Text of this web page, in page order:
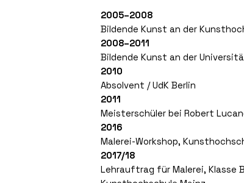
2005–2008
Bildende Kunst an der
2008–2011
Bildende Kunst an der
2010
Absolvent / UdK Berlin
2011
Meisterschüler bei Robert
2016
Malerei-Workshop,
2017/18
Lehrauftrag für Malerei, Klasse